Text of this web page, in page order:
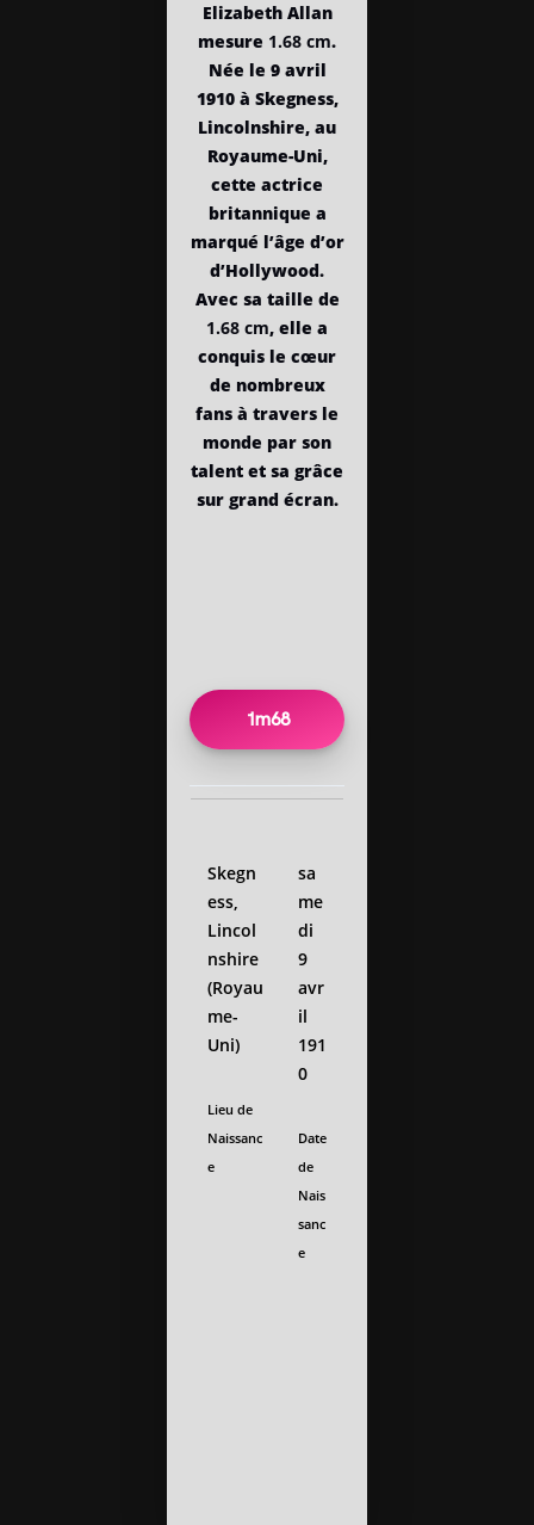
Elizabeth Allan
mesure 1.68 cm.
Née le 9 avril
1910 à Skegness,
Lincolnshire, au
Royaume-Uni,
cette actrice
britannique a
marqué l’âge d’or
d’Hollywood.
Avec sa taille de
1.68 cm, elle a
conquis le cœur
de nombreux
fans à travers le
monde par son
talent et sa grâce
sur grand écran.
1m68
Skegn
ess,
Lincol
nshire
(Royau
me-
Uni)
Lieu de
Naissanc
e
sa
me
di
9
avr
il
191
0
Date
de
Nais
sanc
e